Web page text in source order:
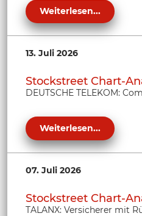
Weiterlesen...
13. Juli 2026
Stockstreet Chart-
DEUTSCHE TELEKOM:
Weiterlesen...
07. Juli 2026
Stockstreet Chart-
TALANX: Versicherer mit